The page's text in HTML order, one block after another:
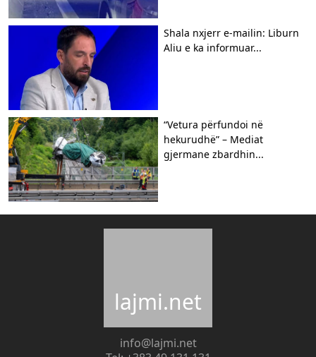
Shala nxjerr e-mailin: Liburn
Aliu e ka informuar...
“Vetura përfundoi në
hekurudhë” – Mediat
gjermane zbardhin...
lajmi.net
info@lajmi.net